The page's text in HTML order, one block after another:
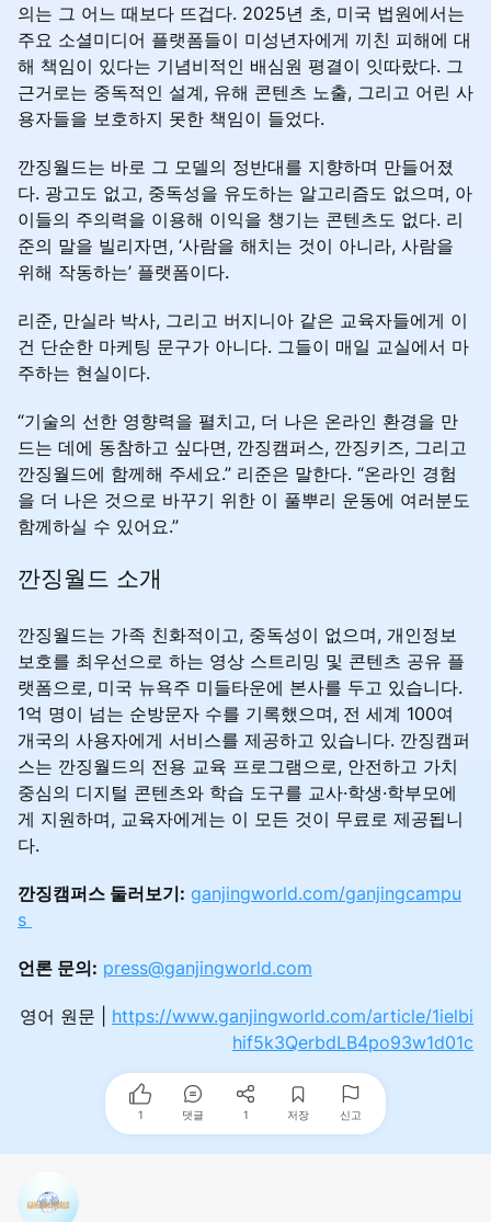
의는 그 어느 때보다 뜨겁다. 2025년 초, 미국 법원에서는
주요 소셜미디어 플랫폼들이 미성년자에게 끼친 피해에 대
해 책임이 있다는 기념비적인 배심원 평결이 잇따랐다. 그
근거로는 중독적인 설계, 유해 콘텐츠 노출, 그리고 어린 사
용자들을 보호하지 못한 책임이 들었다.
깐징월드는 바로 그 모델의 정반대를 지향하며 만들어졌
다. 광고도 없고, 중독성을 유도하는 알고리즘도 없으며, 아
이들의 주의력을 이용해 이익을 챙기는 콘텐츠도 없다. 리
준의 말을 빌리자면, ‘사람을 해치는 것이 아니라, 사람을
위해 작동하는’ 플랫폼이다.
리준, 만실라 박사, 그리고 버지니아 같은 교육자들에게 이
건 단순한 마케팅 문구가 아니다. 그들이 매일 교실에서 마
주하는 현실이다.
“기술의 선한 영향력을 펼치고, 더 나은 온라인 환경을 만
드는 데에 동참하고 싶다면, 깐징캠퍼스, 깐징키즈, 그리고
깐징월드에 함께해 주세요.” 리준은 말한다. “온라인 경험
을 더 나은 것으로 바꾸기 위한 이 풀뿌리 운동에 여러분도
함께하실 수 있어요.”
깐징월드 소개
깐징월드는 가족 친화적이고, 중독성이 없으며, 개인정보
보호를 최우선으로 하는 영상 스트리밍 및 콘텐츠 공유 플
랫폼으로, 미국 뉴욕주 미들타운에 본사를 두고 있습니다.
1억 명이 넘는 순방문자 수를 기록했으며, 전 세계 100여
개국의 사용자에게 서비스를 제공하고 있습니다. 깐징캠퍼
스는 깐징월드의 전용 교육 프로그램으로, 안전하고 가치
중심의 디지털 콘텐츠와 학습 도구를 교사·학생·학부모에
게 지원하며, 교육자에게는 이 모든 것이 무료로 제공됩니
다.
깐징캠퍼스 둘러보기: ganjingworld.com/ganjingcampu
s
언론 문의: press@ganjingworld.com
영어 원문 | https://www.ganjingworld.com/article/1ielbi
hif5k3QerbdLB4po93w1d01c
1 댓글 1 저장 신고